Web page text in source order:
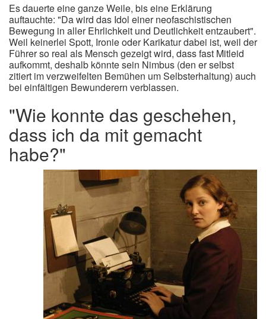
Es dauerte eine ganze Weile, bis eine Erklärung
auftauchte: "Da wird das Idol einer neofaschistischen
Bewegung in aller Ehrlichkeit und Deutlichkeit entzaubert".
Weil keinerlei Spott, Ironie oder Karikatur dabei ist, weil der
Führer so real als Mensch gezeigt wird, dass fast Mitleid
aufkommt, deshalb könnte sein Nimbus (den er selbst
zitiert im verzweifelten Bemühen um Selbsterhaltung) auch
bei einfältigen Bewunderern verblassen.
"Wie konnte das geschehen,
dass ich da mit gemacht
habe?"